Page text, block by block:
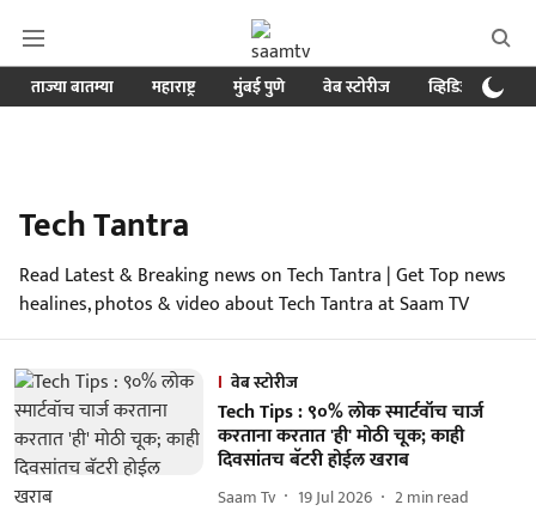
ताज्या बातम्या महाराष्ट्र मुंबई पुणे वेब स्टोरीज व्हिडिओ
Tech Tantra
Read Latest & Breaking news on Tech Tantra | Get Top news
healines, photos & video about Tech Tantra at Saam TV
वेब स्टोरीज
Tech Tips : ९०% लोक स्मार्टवॉच चार्ज
करताना करतात 'ही' मोठी चूक; काही
दिवसांतच बॅटरी होईल खराब
Saam Tv 19 Jul 2026 2min read